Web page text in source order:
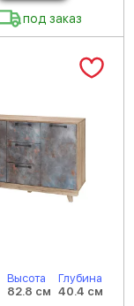
под заказ
Высота
82.8 см
Глубина
40.4 см